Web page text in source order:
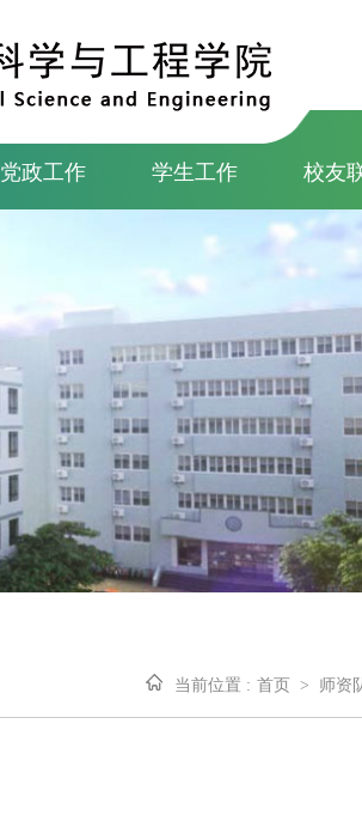
党政工作 学生工作 校友
当前位置 : 首页 > 师资